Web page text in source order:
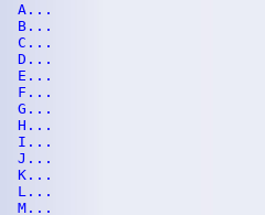
A...
B...
C...
D...
E...
F...
G...
H...
I...
J...
K...
L...
M...